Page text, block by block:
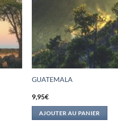
GUATEMALA
9,95€
AJOUTER AU PANIER